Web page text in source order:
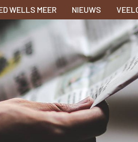
WELLS MEER NIEUWS